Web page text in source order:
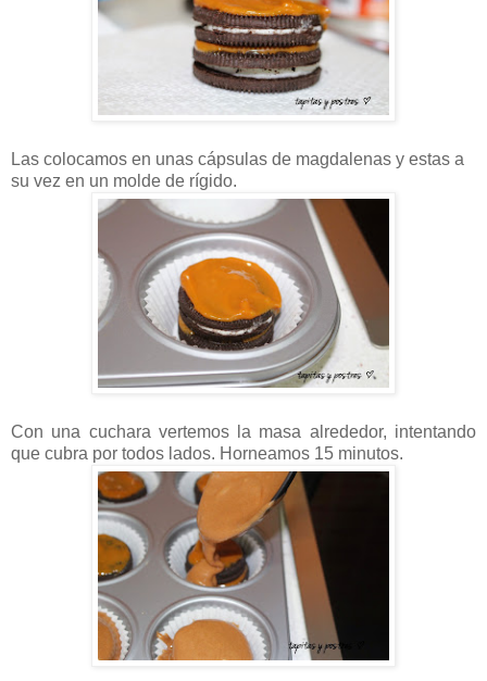
Las colocamos en unas cápsulas de magdalenas y estas a
su vez en un molde de rígido.
Con una cuchara vertemos la masa alrededor, intentando
que cubra por todos lados. Horneamos 15 minutos.